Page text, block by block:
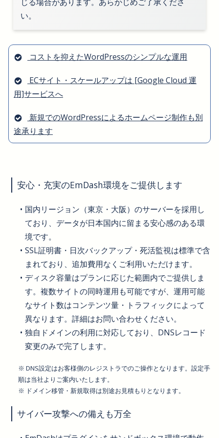
い。
コストを抑えたWordPressのシンプルな運用
ECサイト・スケールアップは [Google Cloud 運
用]サービスへ
新規でのWordPressによるホームページ制作も別
途承ります
安心・充実のEmDash環境をご提供します
国内リージョン（東京・大阪）のサーバーを採用し
ており、データが日本国内に留まる安心感のある環
境です。
SSL証明書・日次バックアップ・死活監視は標準で含
まれており、追加費用なくご利用いただけます。
ディスク容量はプランに応じた範囲内でご提供しま
す。複数サイトの同時運用も可能ですが、運用可能
なサイト数はコンテンツ量・トラフィックによって
異なります。詳細はお問い合わせください。
独自ドメインの利用に対応しており、DNSレコード
変更のみで完了します。
※ DNS設定はお客様側のレジストラでのご操作となります。設定手
順は当社よりご案内いたします。
※ ドメイン移管・新規取得は別途お見積もりとなります。
サイバー攻撃への備えも万全